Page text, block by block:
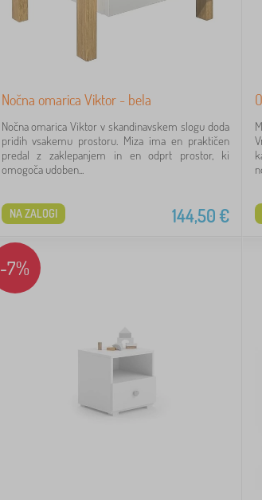
Nočna omarica Viktor - bela
Nočna omarica Viktor v skandinavskem slogu doda
pridih vsakemu prostoru. Miza ima en praktičen
predal z zaklepanjem in en odprt prostor, ki
omogoča udoben...
144,50€
NA ZALOGI
-7%